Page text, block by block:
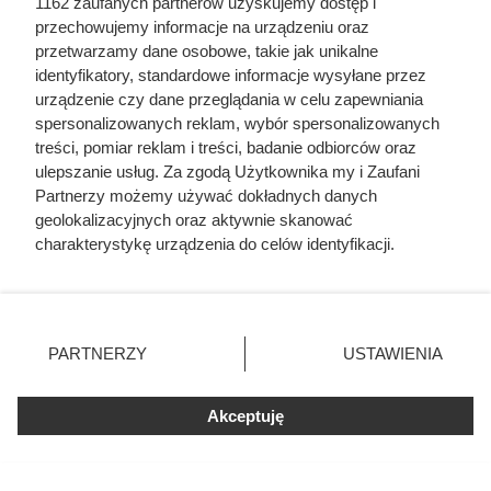
kobieta musiała zrobić to chociaż raz w życiu
Twój ogród może kwitnąć do pierwszych
przymrozków. Wystarczy teraz posadzić te kwiaty
Tak tnij i susz drewno do kominka, a będzie palić
się dwa razy dłużej
przechowujemy informacje na urządzeniu oraz
przetwarzamy dane osobowe, takie jak unikalne
identyfikatory, standardowe informacje wysyłane przez
urządzenie czy dane przeglądania w celu zapewniania
spersonalizowanych reklam, wybór spersonalizowanych
treści, pomiar reklam i treści, badanie odbiorców oraz
ulepszanie usług. Za zgodą Użytkownika my i Zaufani
Partnerzy możemy używać dokładnych danych
geolokalizacyjnych oraz aktywnie skanować
charakterystykę urządzenia do celów identyfikacji.
zmienić/wycofać klikając przycisk ustawień prywatności
znajdujący się w lewym dolnym rogu strony
rodzaje przetwarzania danych nie wymagają zgody
użytkownika, ale masz prawo sprzeciwić się takiemu
przetwarzaniu. Preferencje będą miały zastosowania tylko
PARTNERZY USTAWIENIA
Akceptuję